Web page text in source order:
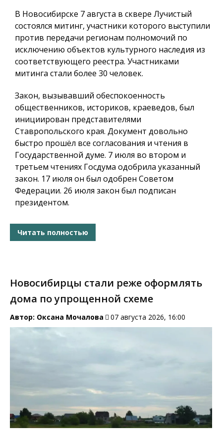
В Новосибирске 7 августа в сквере Лучистый
состоялся митинг, участники которого выступили
против передачи регионам полномочий по
исключению объектов культурного наследия из
соответствующего реестра. Участниками
митинга стали более 30 человек.
Закон, вызывавший обеспокоенность
общественников, историков, краеведов, был
инициирован представителями
Ставропольского края. Документ довольно
быстро прошёл все согласования и чтения в
Государственной думе. 7 июля во втором и
третьем чтениях Госдума одобрила указанный
закон. 17 июля он был одобрен Советом
Федерации. 26 июля закон был подписан
президентом.
Читать полностью
Новосибирцы стали реже оформлять
дома по упрощенной схеме
Автор: Оксана Мочалова 07 августа 2026, 16:00